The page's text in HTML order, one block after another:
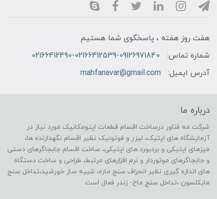
هفت روز هفته ، پاسخگوی شما هستیم
شماره تماس:
02166412490-02166412539-09126971840
آدرس ایمیل:
mahfanavar@gmail.com
درباره ما
شرکت مه فناور درساخت اقسام قطعات اپتومکانیک مورد نیاز در
آزمایشگاه های اپتیک، لیزر و فوتونیک نظیر اقسام نگهدارنده ها،
میزهای اپتیکی و بردبورد های اپتیکی، ساخت اقسام جابجاگرهای دستی
و جابجاگرهای موتوردار و نرم افزارهای مرتبط، طراحی و ساخت دستگاه
های اندازه گیری نظیر انحراف سنج ماره، شبیه ساز خورشید،تداخل سنج
مایکلسون ،تداخل سنج ماخ- زندر فعال است.